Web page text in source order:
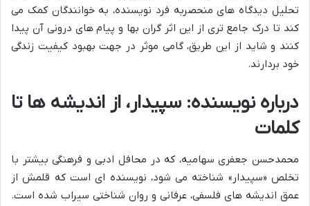
تحلیل دیدگاه های منحصربه فرد نویسنده، به خوانندگان کمک می
کند تا درک جامع تری از این اثر گران بها و پیام های درونی آن پیدا
کنند و شاید از این طریق، گامی موثر در جهت بهبود کیفیت زندگی
خود بردارند.
درباره نویسنده: سپیدار، از اندیشه ها تا
کلمات
محمدحسن جعفری سهامیه، که در محافل ادبی و فرهنگی بیشتر با
تخلص «سپیدار» شناخته می شود، نویسنده ای است که قلمش از
عمق اندیشه های فلسفی، عرفانی و روان شناختی سیراب شده است.